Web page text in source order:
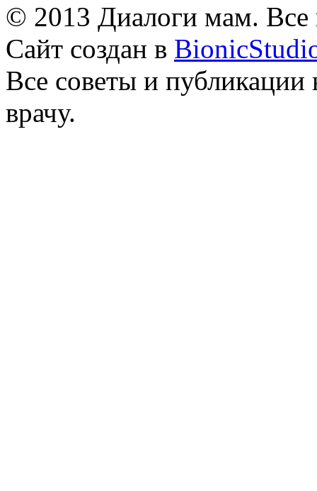
© 2013 Диалоги мам.
Сайт создан в
Все советы и публикации
врачу.